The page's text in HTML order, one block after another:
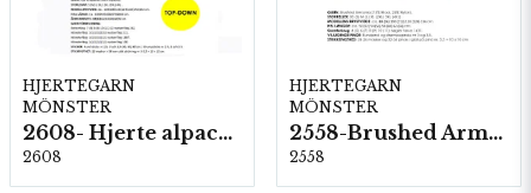
HJERTEGARN
MÖNSTER
2608- Hjerte alpacka
2608
HJERTEGARN
MÖNSTER
2558-Brushed Armonia
2558